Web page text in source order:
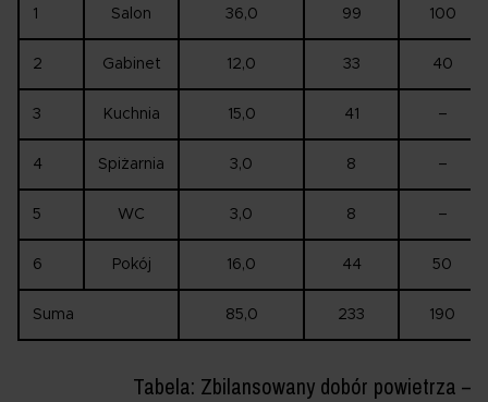
1 Salon 36,0 99 100
2 Gabinet 12,0 33 40
3 Kuchnia 15,0 41 –
4 Spiżarnia 3,0 8 –
5 WC 3,0 8 –
6 Pokój 16,0 44 50
Suma 85,0 233 190
Tabela: Zbilansowany dobór powietrza –